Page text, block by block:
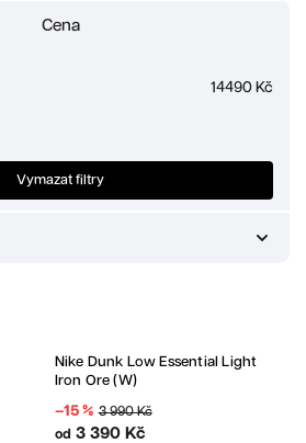
Cena
14490 Kč
Vymazat filtry
Sleva
Nike Dunk Low Essential Light
Iron Ore (W)
–15 % 3 990 Kč
od 3 390 Kč